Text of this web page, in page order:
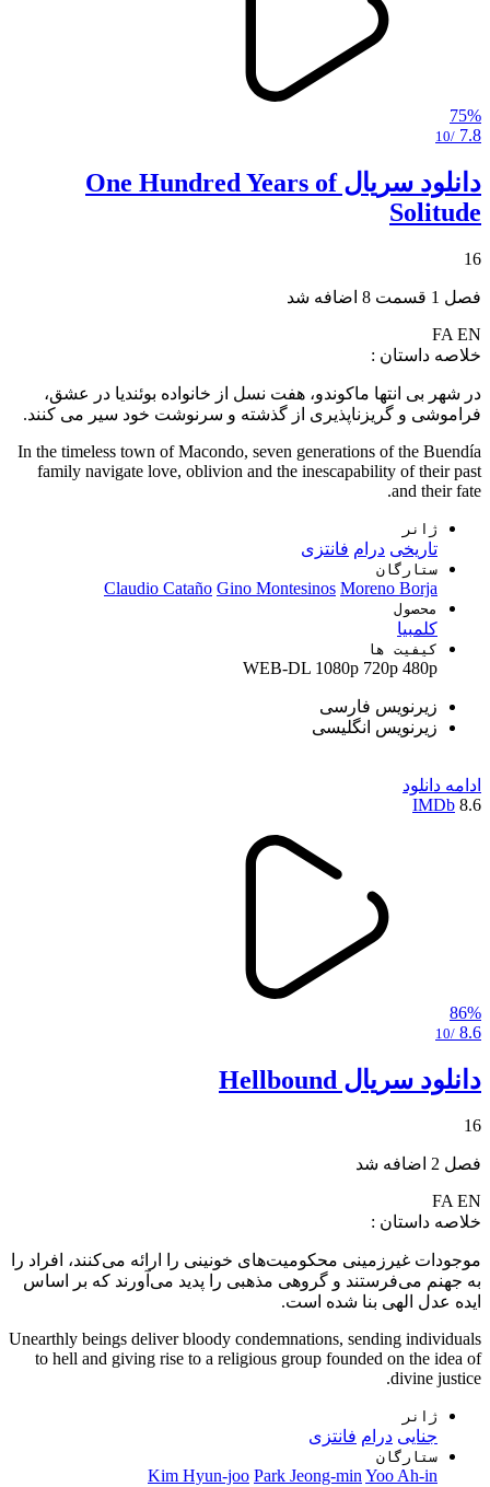
75%
7.8
/10
دانلود سریال One Hundred Years of
Solitude
16
فصل 1 قسمت 8 اضافه شد
FA EN
خلاصه داستان :
در شهر بی انتها ماکوندو، هفت نسل از خانواده بوئندیا در عشق،
فراموشی و گریزناپذیری از گذشته و سرنوشت خود سیر می کنند.
In the timeless town of Macondo, seven generations of the Buendía
family navigate love, oblivion and the inescapability of their past
and their fate.
ژانر
تاریخی درام فانتزی
ستارگان
Claudio Cataño Gino Montesinos Moreno Borja
محصول
کلمبیا
کیفیت ها
WEB-DL 1080p 720p 480p
زیرنویس فارسی
زیرنویس انگلیسی
ادامه دانلود
8.6
IMDb
86%
8.6
/10
دانلود سریال Hellbound
16
فصل 2 اضافه شد
FA EN
خلاصه داستان :
موجودات غیرزمینی محکومیت‌های خونینی را ارائه می‌کنند، افراد را
به جهنم می‌فرستند و گروهی مذهبی را پدید می‌آورند که بر اساس
ایده عدل الهی بنا شده است.
Unearthly beings deliver bloody condemnations, sending individuals
to hell and giving rise to a religious group founded on the idea of
divine justice.
ژانر
جنایی درام فانتزی
ستارگان
Kim Hyun-joo Park Jeong-minYoo Ah-in